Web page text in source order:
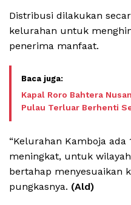
Distribusi dilakukan
kelurahan untuk
penerima manfaat.
Kapal Roro Bahtera
Pulau Terluar Berhenti
“Kelurahan Kamboja ada
meningkat, untuk
bertahap menyesuaikan
pungkasnya. (Ald)